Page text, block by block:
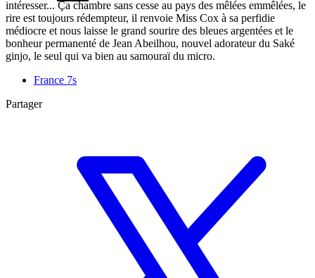
intéresser... Ça chambre sans cesse au pays des mêlées emmêlées, le
rire est toujours rédempteur, il renvoie Miss Cox à sa perfidie
médiocre et nous laisse le grand sourire des bleues argentées et le
bonheur permanenté de Jean Abeilhou, nouvel adorateur du Saké
ginjo, le seul qui va bien au samouraï du micro.
France 7s
Partager